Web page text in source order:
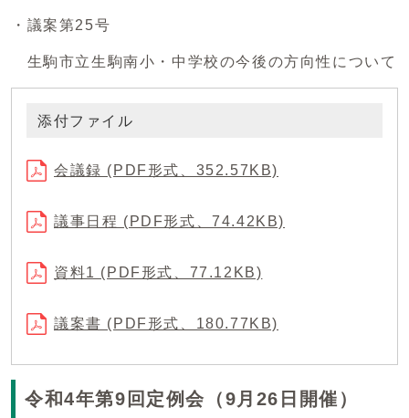
・議案第25号
生駒市立生駒南小・中学校の今後の方向性について
添付ファイル
会議録 (PDF形式、352.57KB)
議事日程 (PDF形式、74.42KB)
資料1 (PDF形式、77.12KB)
議案書 (PDF形式、180.77KB)
令和4年第9回定例会（9月26日開催）